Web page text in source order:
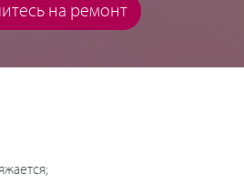
на ремонт